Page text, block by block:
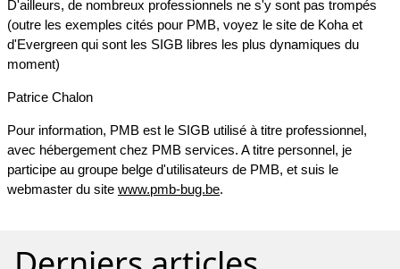
D'ailleurs, de nombreux professionnels ne s'y sont pas trompés
(outre les exemples cités pour PMB, voyez le site de Koha et
d'Evergreen qui sont les SIGB libres les plus dynamiques du
moment)
Patrice Chalon
Pour information, PMB est le SIGB utilisé à titre professionnel,
avec hébergement chez PMB services. A titre personnel, je
participe au groupe belge d'utilisateurs de PMB, et suis le
webmaster du site www.pmb-bug.be.